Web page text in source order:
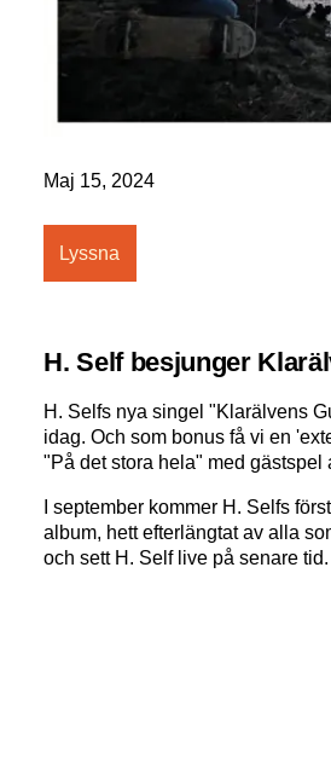
Maj 15, 2024
Lyssna
H. Self besjunger
H. Selfs nya singel "Klarälvens
idag. Och som bonus få vi en
"På det stora hela" med gästspel
I september kommer H. Selfs
album, hett efterlängtat av alla
och sett H. Self live på senare tid.